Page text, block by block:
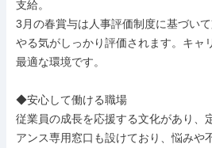
支給。
3月の春賞与は人事評価制度に基づい
やる気がしっかり評価されます。キャ
最適な環境です。
◆安心して働ける職場
従業員の成長を応援する文化があり、
アンス専用窓口も設けており、悩みや